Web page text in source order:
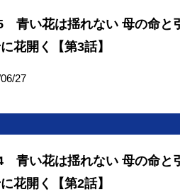
青い花は揺れない 母の命と
花開く【第3話】
27
青い花は揺れない 母の命と
花開く【第2話】